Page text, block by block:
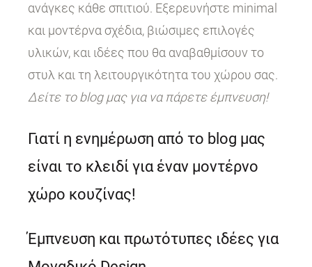
ανάγκες κάθε σπιτιού. Εξερευνήστε minimal
και μοντέρνα σχέδια, βιώσιμες επιλογές
υλικών, και ιδέες που θα αναβαθμίσουν το
στυλ και τη λειτουργικότητα του χώρου σας.
Δείτε το blog μας για να πάρετε έμπνευση!
Γιατί η ενημέρωση από το blog μας
είναι το κλειδί για έναν μοντέρνο
χώρο κουζίνας!
Έμπνευση και πρωτότυπες ιδέες για